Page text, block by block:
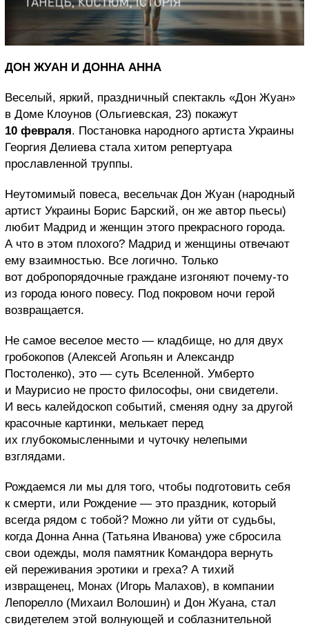
ДОН ЖУАН И ДОННА АННА
Веселый, яркий, праздничный спектакль «Дон Жуан»
в Доме Клоунов (Ольгиевская, 23) покажут
10 февраля. Постановка народного артиста Украины
Георгия Делиева стала хитом репертуара
прославленной труппы.
Неутомимый повеса, весельчак Дон Жуан (народный
артист Украины Борис Барский, он же автор пьесы)
любит Мадрид и женщин этого прекрасного города.
А что в этом плохого? Мадрид и женщины отвечают
ему взаимностью. Все логично. Только
вот добропорядочные граждане изгоняют почему-то
из города юного повесу. Под покровом ночи герой
возвращается.
Не самое веселое место — кладбище, но для двух
гробокопов (Алексей Агопьян и Александр
Постоленко), это — суть Вселенной. Умберто
и Маурисио не просто философы, они свидетели.
И весь калейдоскоп событий, сменяя одну за другой
красочные картинки, мелькает перед
их глубокомысленными и чуточку нелепыми
взглядами.
Рождаемся ли мы для того, чтобы подготовить себя
к смерти, или Рождение — это праздник, который
всегда рядом с тобой? Можно ли уйти от судьбы,
когда Донна Анна (Татьяна Иванова) уже сбросила
свои одежды, моля памятник Командора вернуть
ей переживания эротики и греха? А тихий
извращенец, Монах (Игорь Малахов), в компании
Лепорелло (Михаил Волошин) и Дон Жуана, стал
свидетелем этой волнующей и соблазнительной